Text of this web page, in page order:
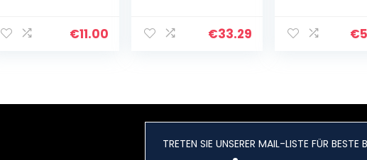
Mikrofonkabel,
€11.00
krofon schwarz
€33.29
Fünf
€
TRETEN SIE UNSERER MAIL-LISTE FÜR BESTE